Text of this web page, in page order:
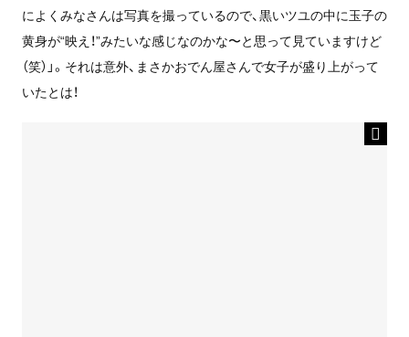
によくみなさんは写真を撮っているので、黒いツユの中に玉子の
黄身が“映え！”みたいな感じなのかな〜と思って見ていますけど
（笑）」。それは意外、まさかおでん屋さんで女子が盛り上がって
いたとは！